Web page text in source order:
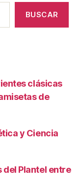
BUSCAR
clásicas
de
y Ciencia
del Plantel entre